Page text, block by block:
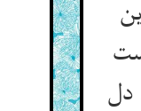
دل